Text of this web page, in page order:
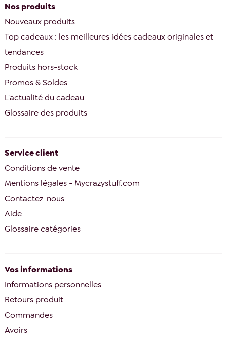
Nos produits
Nouveaux produits
Top cadeaux : les meilleures idées cadeaux originales et
tendances
Produits hors-stock
Promos & Soldes
L'actualité du cadeau
Glossaire des produits
Service client
Conditions de vente
Mentions légales - Mycrazystuff.com
Contactez-nous
Aide
Glossaire catégories
Vos informations
Informations personnelles
Retours produit
Commandes
Avoirs